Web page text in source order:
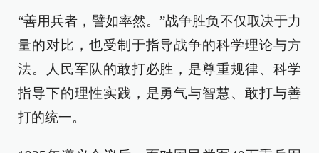
“善用兵者，譬如率然。”战争胜负不仅取决于力
量的对比，也受制于指导战争的科学理论与方
法。人民军队的敢打必胜，是尊重规律、科学
指导下的理性实践，是勇气与智慧、敢打与善
打的统一。